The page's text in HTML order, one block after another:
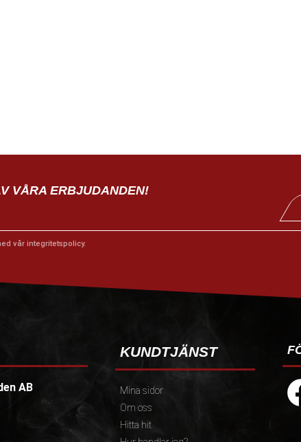
VÅRA ERBJUDANDEN!
vår integritetspolicy.
AB
KUNDTJÄNST
Mina sidor
Om oss
Hitta hit